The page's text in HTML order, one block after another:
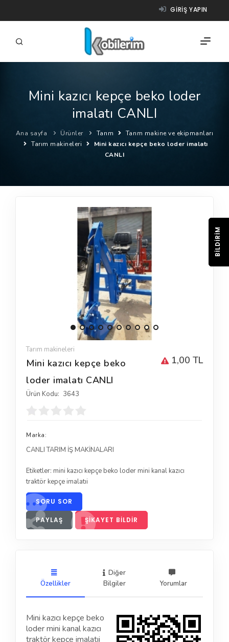
GIRIŞ YAPIN
FIRMALAR
ÜRÜNLER
NASIL ÇALIŞIR?
YARDIM
Mini kazıcı kepçe beko loder
imalatı CANLI
Ana sayfa Ürünler Tarım
Tarım makine ve ekipmanları
Tarım makineleri
Mini kazıcı kepçe beko loder imalatı
CANLI
Tarım makineleri
1,00 TL
Mini kazıcı kepçe beko
loder imalatı CANLI
Ürün Kodu: 3643
Marka:
CANLI TARIM İŞ MAKİNALARI
Etiketler: mini kazıcı kepçe beko loder mini kanal kazıcı
traktör kepçe imalatıi
SORU SOR
PAYLAŞ ŞIKAYET BILDIR
Özellikler
Diğer
Bilgiler
Yorumlar
Mini kazıcı kepçe beko
loder mini kanal kazıcı
traktör kepçe imalatıi
BILDIRIM